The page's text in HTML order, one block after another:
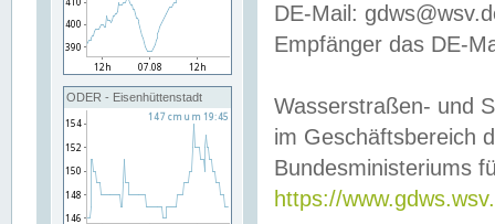
ODER - Eisenhüttenstadt
DE-Mail:
Empfänger das DE-
Wasserstraßen- und
im Geschäftsbereich
Bundesministeriums
https://